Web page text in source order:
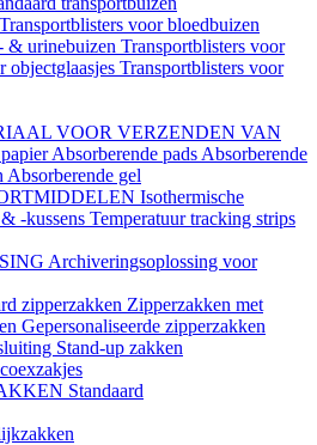
Transportblisters voor bloedbuizen
& urinebuizen Transportblisters voor
objectglaasjes Transportblisters voor
VOOR VERZENDEN VAN
Absorberende pads Absorberende
Absorberende gel
Isothermische
-kussens Temperatuur tracking strips
Archiveringsoplossing voor
zipperzakken Zipperzakken met
Gepersonaliseerde zipperzakken
Stand-up zakken
Standaard